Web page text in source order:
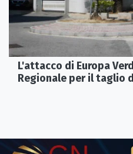
L'attacco di Europa
Regionale per il taglio